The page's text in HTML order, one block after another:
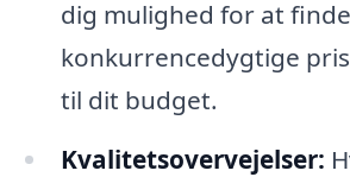
dig mulighed for at
konkurrencedygtige
til dit budget.
Kvalitetsovervejelser: